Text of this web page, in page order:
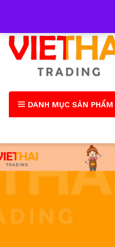
Nhận tư vấn qua tất cả
DANH MỤC SẢN PHẨM